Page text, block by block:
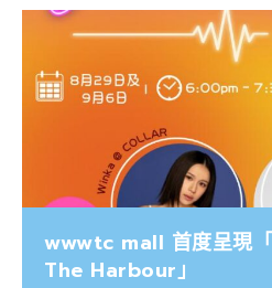
wwwtc mall 首度呈現
The Harbour」